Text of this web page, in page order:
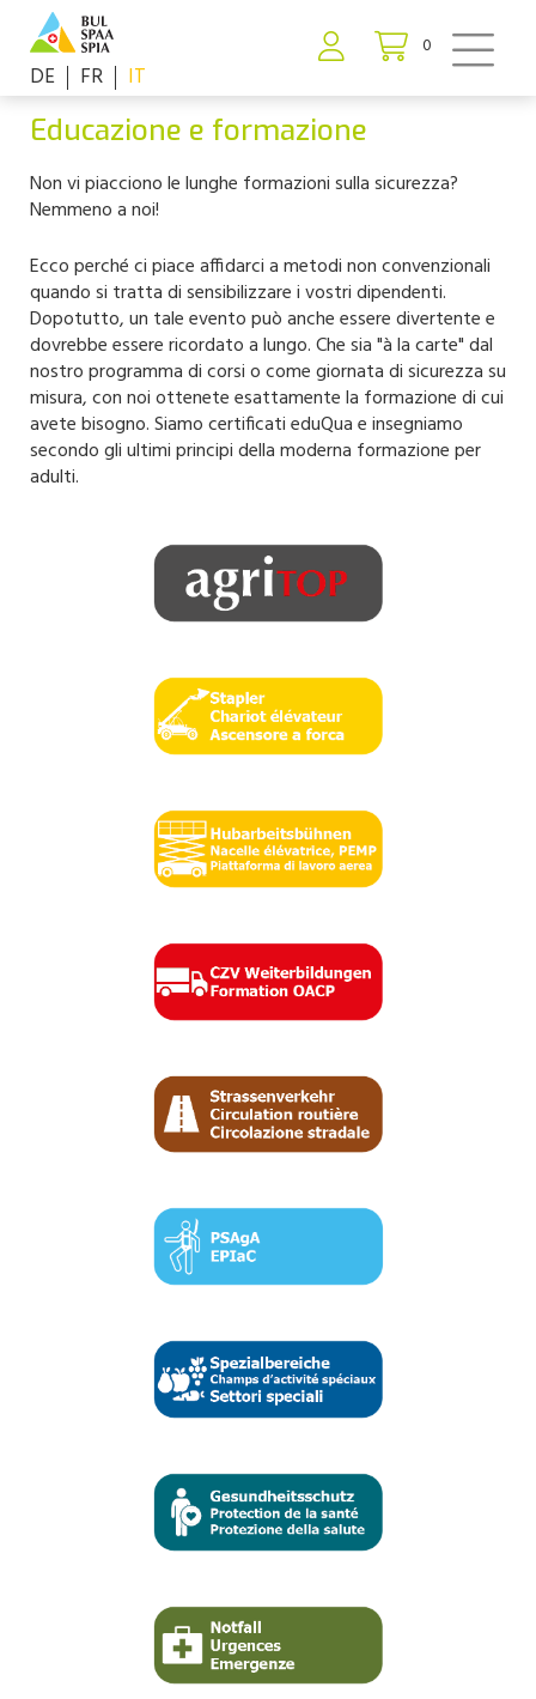
0
DE FR IT
Educazione e formazione
Non vi piacciono le lunghe formazioni sulla sicurezza?
Nemmeno a noi!
Ecco perché ci piace affidarci a metodi non convenzionali
quando si tratta di sensibilizzare i vostri dipendenti.
Dopotutto, un tale evento può anche essere divertente e
dovrebbe essere ricordato a lungo. Che sia "à la carte" dal
nostro programma di corsi o come giornata di sicurezza su
misura, con noi ottenete esattamente la formazione di cui
avete bisogno. Siamo certificati eduQua e insegniamo
secondo gli ultimi principi della moderna formazione per
adulti.